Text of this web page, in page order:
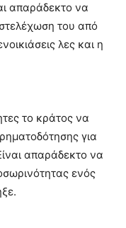
απαράδεκτο να
του από
λες και η
το κράτος να
για
απαράδεκτο να
ενός